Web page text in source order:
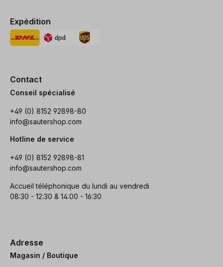
Expédition
Contact
Conseil spécialisé
+49 (0) 8152 92898-80
info@sautershop.com
Hotline de service
+49 (0) 8152 92898-81
info@sautershop.com
Accueil téléphonique du lundi au vendredi
08:30 - 12:30 & 14:00 - 16:30
Adresse
Magasin / Boutique